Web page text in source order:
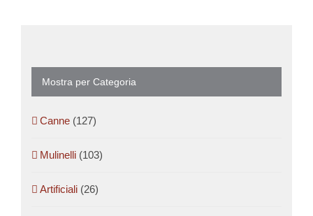
Mostra per Categoria
Canne (127)
Mulinelli (103)
Artificiali (26)